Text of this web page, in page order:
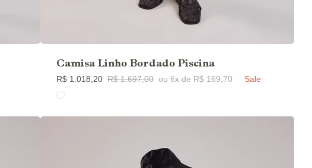
Camisa Linho Bordado Piscina
R$ 1.018,20 R$ 1.697,00 ou 6x de R$ 169,70 Sale